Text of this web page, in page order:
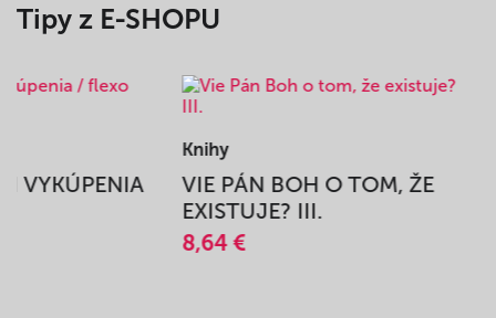
Tipy z E-SHOPU
VYKÚPENIA
Knihy
VIE PÁN BOH O TOM, ŽE
EXISTUJE? III.
8,64 €